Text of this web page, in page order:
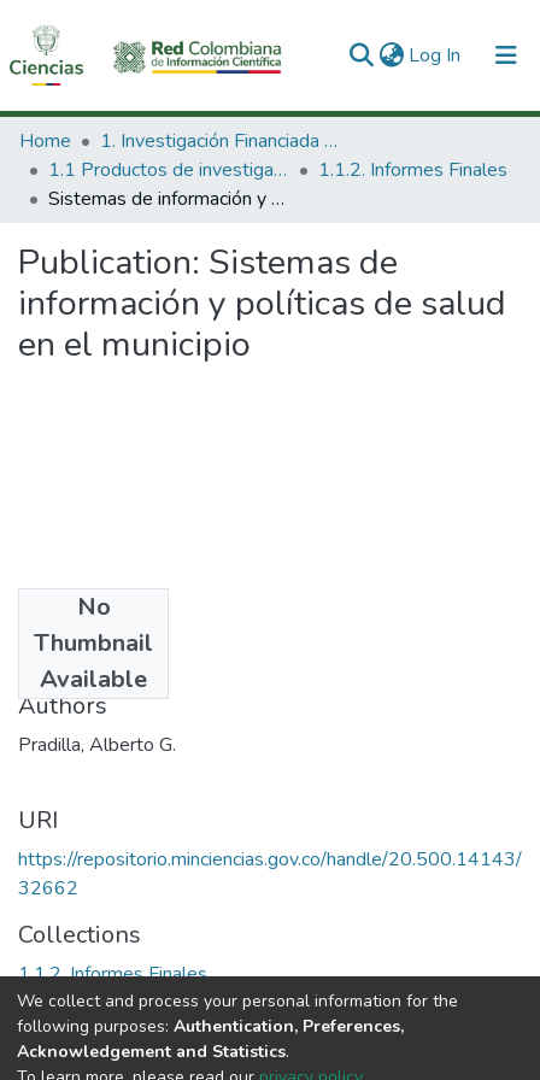
Log In (current)
Communities & Collections
All of DSpace
Home
1. Investigación Financiada con Recursos Públicos
1.1 Productos de investigación
1.1.2. Informes Finales
Sistemas de información y políticas de salud en el municipio
Publication: Sistemas de
información y políticas de salud
en el municipio
No
Thumbnail
Available
2001
Authors
Pradilla, Alberto G.
URI
https://repositorio.minciencias.gov.co/handle/20.500.14143/
32662
Collections
1.1.2. Informes Finales
Full item page
We collect and process your personal information for the
following purposes: Authentication, Preferences,
Acknowledgement and Statistics.